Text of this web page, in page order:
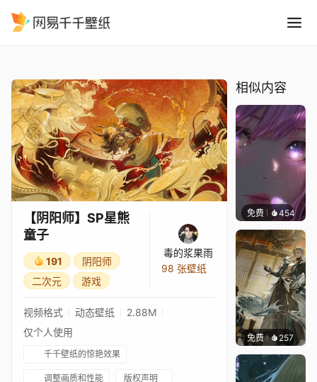
【阴阳师】SP星熊
童子
191
阴阳师
二次元
游戏
毒的浆果雨
98 张壁纸
视频格式 动态壁纸
2.88M
仅个人使用
千千壁纸的惊艳效果
调整画质和性能 版权声明
相似内容
免费 454辰东
免费 257毒的